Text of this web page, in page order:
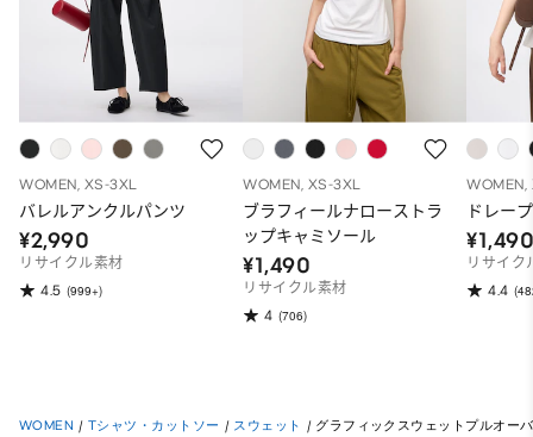
WOMEN, XS-3XL
バレルアンクルパンツ
¥2,990
リサイクル素材
4.5 (999+)
WOMEN, XS-3XL
ブラフィールナローストラ
ップキャミソール
¥1,490
リサイクル素材
4 (706)
WOMEN,
ドレー
リサイク
4.4
WOMEN / Tシャツ・カットソー / スウェット / グラフィックスウェットプルオー